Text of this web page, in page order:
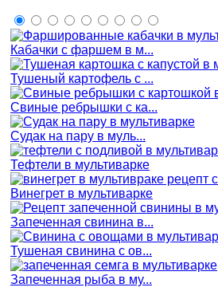
Кабачки с фаршем в м...
Тушеный картофель с ...
Свиные ребрышки с ка...
Судак на пару в муль...
Тефтели в мультиварке
Винегрет в мультиварке
Запеченная свинина в...
Тушеная свинина с ов...
Запеченная рыба в му...